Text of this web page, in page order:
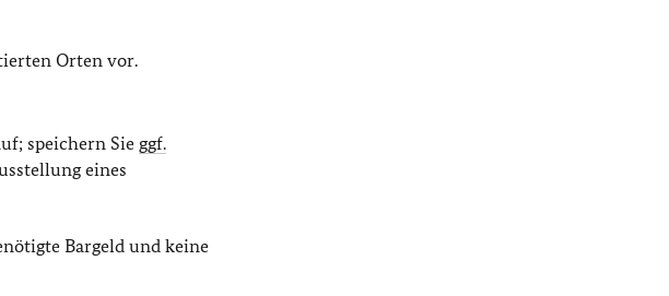
Orten vor.
speichern Sie ggf.
eines
Bargeld und keine